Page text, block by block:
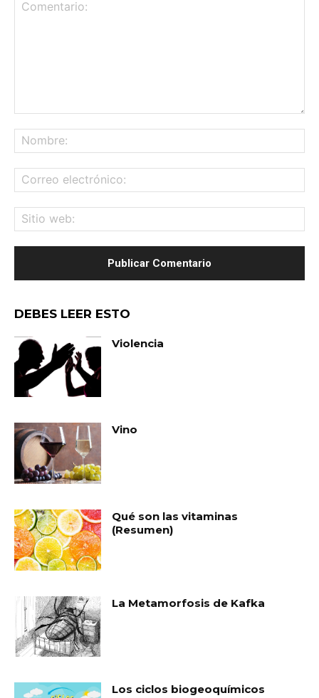
DEBES LEER ESTO
Violencia
Vino
Qué son las vitaminas
(Resumen)
La Metamorfosis de Kafka
Los ciclos biogeoquímicos